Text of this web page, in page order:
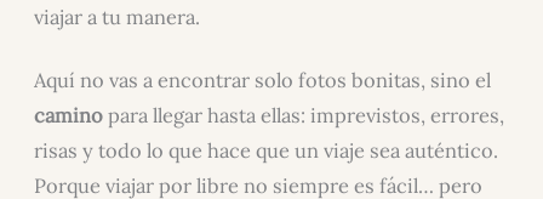
viajar a tu manera.
Aquí no vas a encontrar solo fotos bonitas, sino el
caminopara llegar hasta ellas: imprevistos, errores,
risas y todo lo que hace que un viaje sea auténtico.
Porque viajar por libre no siempre es fácil… pero